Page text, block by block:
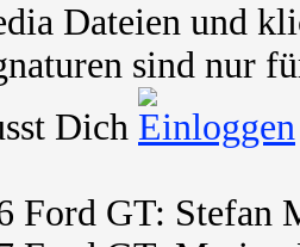
Dateien und
sind nur
Dich
Ford GT: Stefan